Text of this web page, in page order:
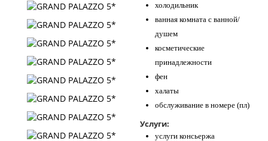
холодильник
ванная комната с ванной/
душем
косметические
принадлежности
фен
халаты
обслуживание в номере (пл)
Услуги:
услуги консьержа